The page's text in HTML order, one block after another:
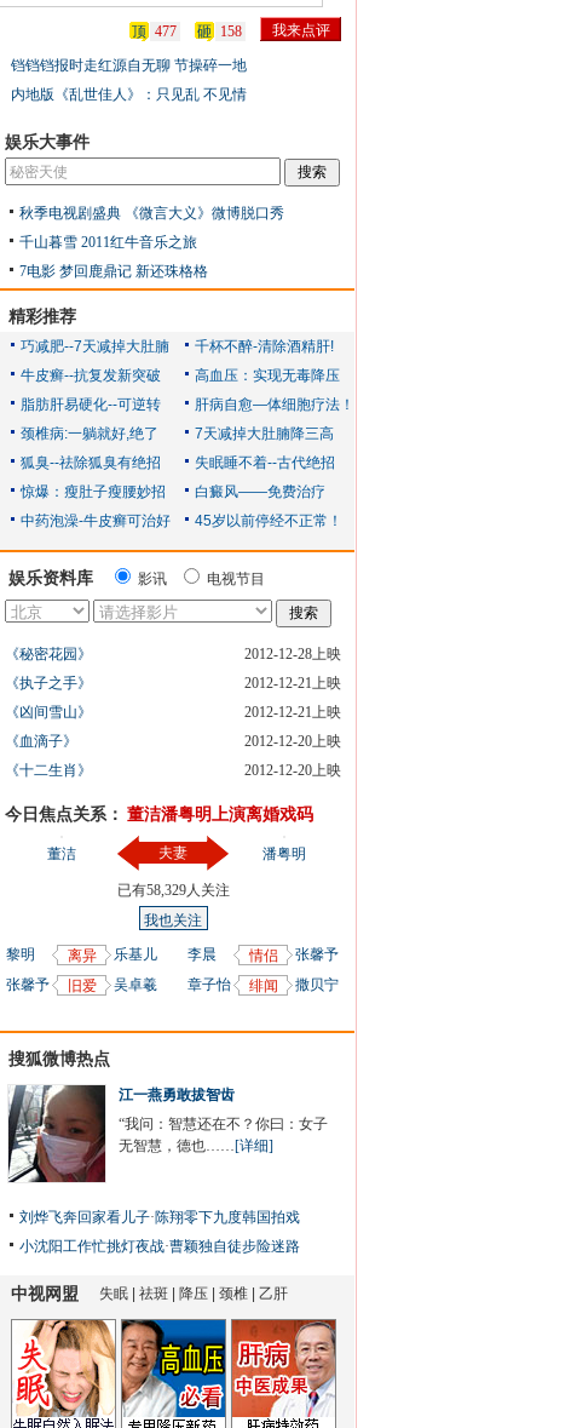
顶 477 砸
158
铛铛铛报时走红源自无聊 节操碎一地
内地版《乱世佳人》：只见乱 不见情
娱乐大事件
秋季电视剧盛典
《微言大义》微博脱口秀
千山暮雪 2011红牛音乐之旅
7电影 梦回鹿鼎记 新还珠格格
精彩推荐
娱乐资料库 影讯 电视节目
《秘密花园》
2012-12-28上映
《执子之手》
2012-12-21上映
《凶间雪山》
2012-12-21上映
《血滴子》
2012-12-20上映
《十二生肖》
2012-12-20上映
今日焦点关系： 董洁潘粤明上演离婚戏码
董洁 夫妻
已有58,329人关注
我也关注
潘粤明
黎明 离异
乐基儿
张馨予
旧爱 吴卓羲
李晨 情侣
张馨予
章子怡
绯闻 撒贝宁
搜狐微博热点
江一燕勇敢拔智齿
“我问：智慧还在不？你曰：女子
无智慧，德也……[详细]
刘烨飞奔回家看儿子·陈翔零下九度韩国拍戏
小沈阳工作忙挑灯夜战·曹颖独自徒步险迷路